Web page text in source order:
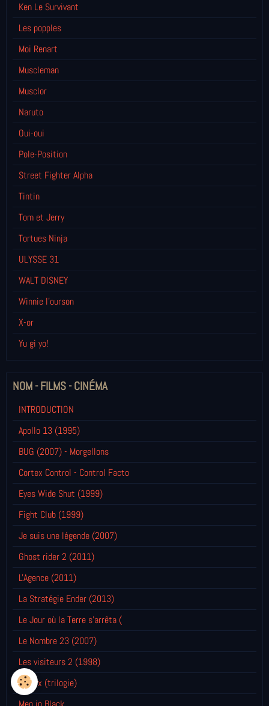
Ken Le Survivant
Les popples
Moi Renart
Muscleman
Musclor
Naruto
Oui-oui
Pole-Position
Street Fighter Alpha
Tintin
Tom et Jerry
Tortues Ninja
ULYSSE 31
WALT DISNEY
Winnie l’ourson
X-or
Yu gi yo!
NOM - FILMS - CINÉMA
INTRODUCTION
Apollo 13 (1995)
BUG (2007) - Morgellons
Cortex Control - Control Facto
Eyes Wide Shut (1999)
Fight Club (1999)
Je suis une légende (2007)
Ghost rider 2 (2011)
L'Agence (2011)
La Stratégie Ender (2013)
Le Jour où la Terre s'arrêta (
Le Nombre 23 (2007)
Les visiteurs 2 (1998)
Matrix (trilogie)